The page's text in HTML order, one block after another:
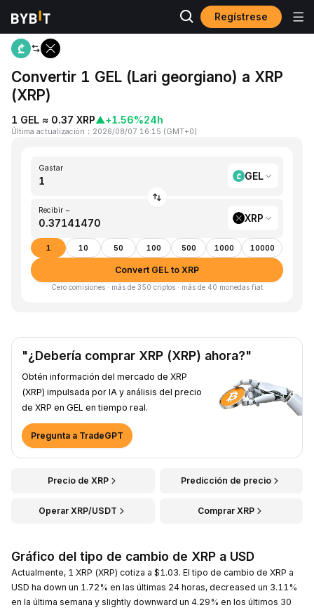
Regístrese
Inicio GEL to XRP
Convertir 1 GEL (Lari georgiano) a XRP
(XRP)
1 GEL ≈ 0.37 XRP▲+1.56%24h
Última actualización ： 2026/08/07 16:15 (GMT+0)
Gastar
GEL
Recibir ~
XRP
1 10 50 100 500 1000 10000
Convert GEL to XRP
Cero comisiones · más de 350 criptos · más de 40 monedas fiat
"¿Debería comprar XRP (XRP) ahora?"
Obtén información del mercado de XRP
(XRP) impulsada por IA y análisis del precio
de XRP en GEL en tiempo real.
Pregunta a TradeGPT
Precio de XRP Predicción de precio
Operar XRP/USDT Comprar XRP
Gráfico del tipo de cambio de XRP a USD
Actualmente, 1 XRP (XRP) cotiza a $1.03. El tipo de cambio de XRP a
USD ha down un 1.72% en las últimas 24 horas, decreased un 3.11%
en la última semana y slightly downward un 4.29% en los últimos 30